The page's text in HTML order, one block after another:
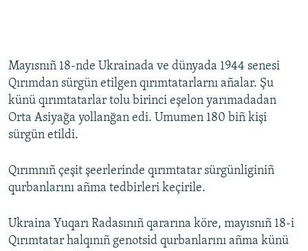
Mayısnıñ 18-nde Ukrainada ve dünyada 1944 senesi
Qırımdan sürgün etilgen qırımtatarlarnı añalar. Şu
künü qırımtatarlar tolu birinci eşelon yarımadadan
Orta Asiyağa yollanğan edi. Umumen 180 biñ kişi
sürgün etildi.
Qırımnıñ çeşit şeerlerinde qırımtatar sürgünliginiñ
qurbanlarını añma tedbirleri keçirile.
Ukraina Yuqarı Radasınıñ qararına köre, mayısnıñ 18-i
Qırımtatar halqınıñ genotsid qurbanlarını añma künü